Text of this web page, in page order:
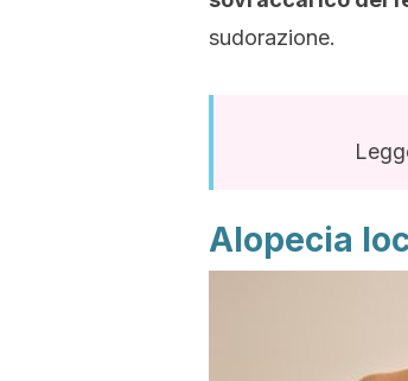
sudorazione.
Alopecia